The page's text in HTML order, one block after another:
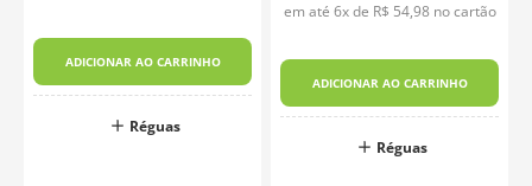
ADICIONAR AO CARRINHO
Réguas
em até 6x de R$ 54,98no cartão
ADICIONAR AO CARRINHO
Réguas